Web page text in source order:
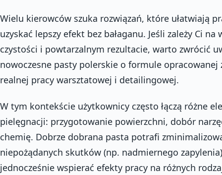
Wielu kierowców szuka rozwiązań, które ułatwiają
uzyskać lepszy efekt bez bałaganu. Jeśli zależy Ci na
czystości i powtarzalnym rezultacie, warto zwrócić
nowoczesne pasty polerskie o formule opracowanej
realnej pracy warsztatowej i detailingowej.
W tym kontekście użytkownicy często łączą różne
pielęgnacji: przygotowanie powierzchni, dobór
chemię. Dobrze dobrana pasta potrafi
niepożądanych skutków (np. nadmiernego
jednocześnie wspierać efekty pracy na różnych